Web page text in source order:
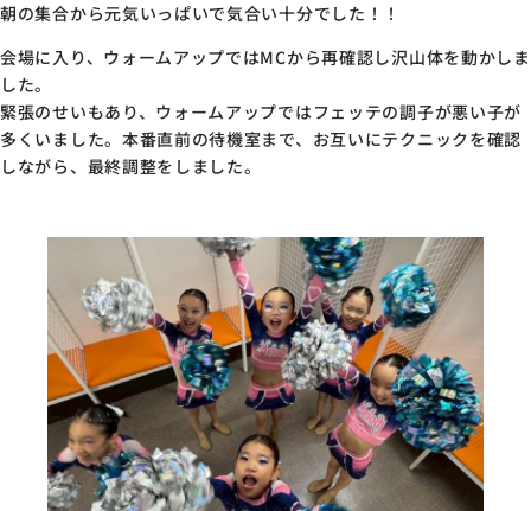
朝の集合から元気いっぱいで気合い十分でした！！
会場に入り、ウォームアップではMCから再確認し沢山体を動かしま
した。
緊張のせいもあり、ウォームアップではフェッテの調子が悪い子が
多くいました。本番直前の待機室まで、お互いにテクニックを確認
しながら、最終調整をしました。